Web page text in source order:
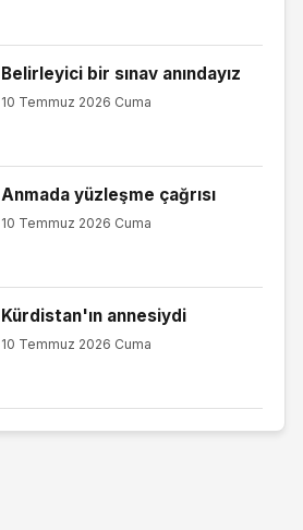
Belirleyici bir sınav anındayız
10 Temmuz 2026 Cuma
Anmada yüzleşme çağrısı
10 Temmuz 2026 Cuma
Kürdistan'ın annesiydi
10 Temmuz 2026 Cuma